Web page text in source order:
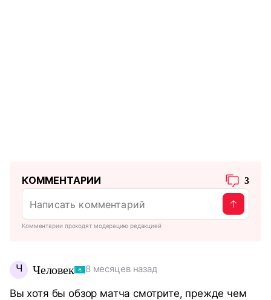
КОММЕНТАРИИ 3
Комментарии проходят модерацию редакцией
Ч Человек 8 месяцев назад
Вы хотя бы обзор матча смотрите, прежде чем